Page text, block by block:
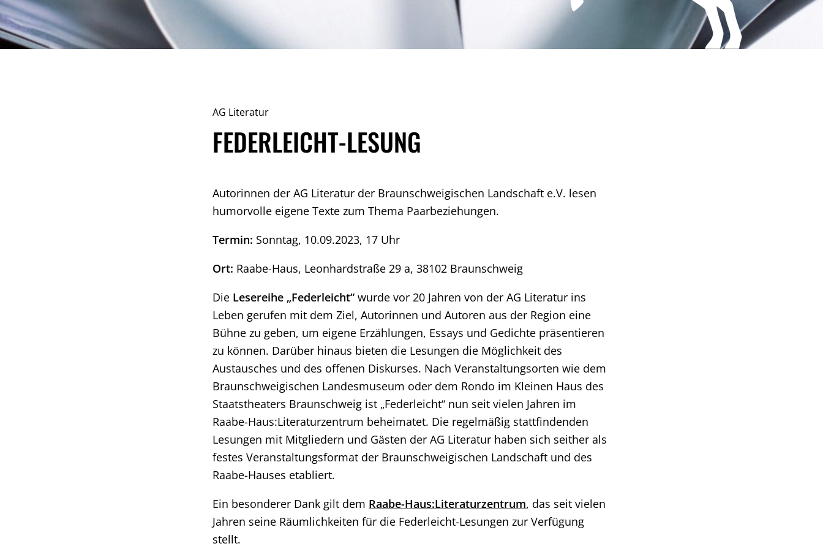
AG Literatur
FEDERLEICHT-LESUNG
Autorinnen der AG Literatur der Braunschweigischen Landschaft e.V. lesen
humorvolle eigene Texte zum Thema Paarbeziehungen.
Termin: Sonntag, 10.09.2023, 17 Uhr
Ort: Raabe-Haus, Leonhardstraße 29 a, 38102 Braunschweig
Die Lesereihe „Federleicht“ wurde vor 20 Jahren von der AG Literatur ins
Leben gerufen mit dem Ziel, Autorinnen und Autoren aus der Region eine
Bühne zu geben, um eigene Erzählungen, Essays und Gedichte präsentieren
zu können. Darüber hinaus bieten die Lesungen die Möglichkeit des
Austausches und des offenen Diskurses. Nach Veranstaltungsorten wie dem
Braunschweigischen Landesmuseum oder dem Rondo im Kleinen Haus des
Staatstheaters Braunschweig ist „Federleicht“ nun seit vielen Jahren im
Raabe-Haus:Literaturzentrum beheimatet. Die regelmäßig stattfindenden
Lesungen mit Mitgliedern und Gästen der AG Literatur haben sich seither als
festes Veranstaltungsformat der Braunschweigischen Landschaft und des
Raabe-Hauses etabliert.
Ein besonderer Dank gilt dem Raabe-Haus:Literaturzentrum, das seit vielen
Jahren seine Räumlichkeiten für die Federleicht-Lesungen zur Verfügung
stellt.